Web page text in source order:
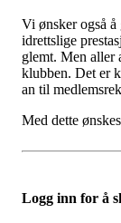
Vi ønsker også å
idrettslige
glemt. Men aller
klubben. Det er
an til
Med dette
Logg inn for å